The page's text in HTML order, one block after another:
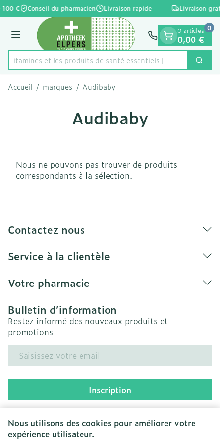
Nous utilisons des cookies pour améliorer votre
expérience utilisateur.
Aller au contenu
1 de 1
100 € Conseil du pharmacien Livraison rapide Livraison
Menu
Rechercher
vitamines et les produits de santé essentiels
0 articles
0,00 €
0
Accueil / marques / Audibaby
Audibaby
Nous ne pouvons pas trouver de produits
correspondants à la sélection.
Contactez nous
Service à la clientèle
Votre pharmacie
Bulletin d’information
Restez informé des nouveaux produits et
promotions
Adresse mail
Inscription
En cliquant sur s'abonner, vous vous abonnez à notre
newsletter et acceptez notrepolitique de confidentialité